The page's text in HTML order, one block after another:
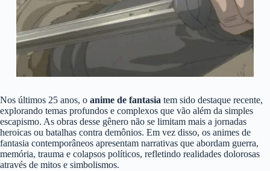
Nos últimos 25 anos, o anime de fantasia tem sido destaque recente,
explorando temas profundos e complexos que vão além da simples
escapismo. As obras desse gênero não se limitam mais a jornadas
heroicas ou batalhas contra demônios. Em vez disso, os animes de
fantasia contemporâneos apresentam narrativas que abordam guerra,
memória, trauma e colapsos políticos, refletindo realidades dolorosas
através de mitos e simbolismos.